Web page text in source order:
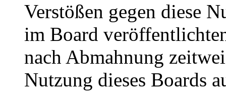
Verstößen gegen diese
im Board
nach Abmahnung
Nutzung dieses Boards